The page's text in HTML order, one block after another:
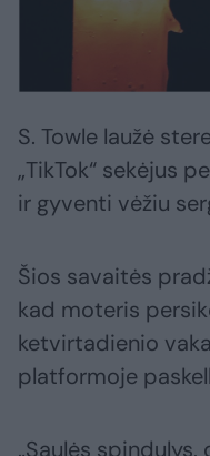
S. Towle laužė
„TikTok“ sekėjus
ir gyventi vėžiu
Šios savaitės
kad moteris
ketvirtadienio
platformoje
„Saulės